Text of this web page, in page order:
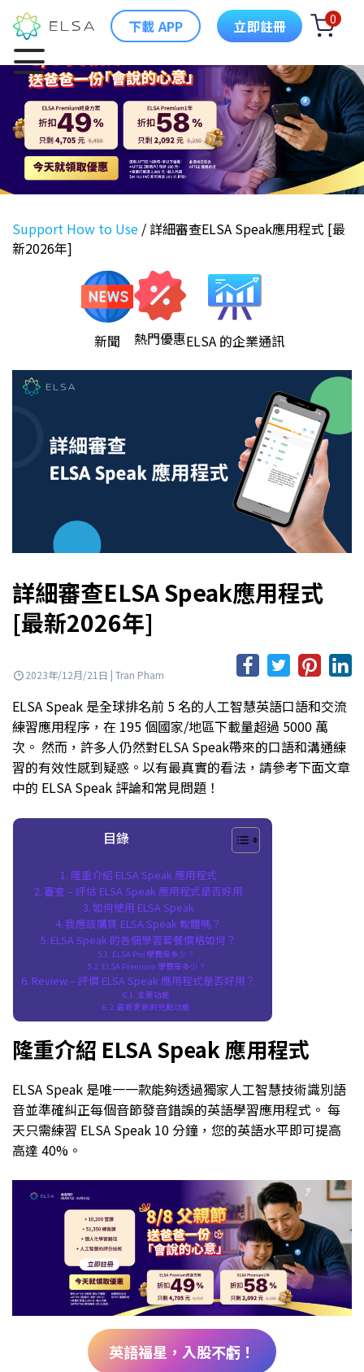
下載 APP 立即註冊 0
Support How to Use / 詳細審查ELSA Speak應用程式 [最
新2026年]
新聞 熱門優惠ELSA 的企業通訊
詳細審查ELSA Speak應用程式
[最新2026年]
2023年/12月/21日 | Tran Pham
ELSA Speak 是全球排名前 5 名的人工智慧英語口語和交流
練習應用程序，在 195 個國家/地區下載量超過 5000 萬
次。 然而，許多人仍然對ELSA Speak帶來的口語和溝通練
習的有效性感到疑惑。以有最真實的看法，請參考下面文章
中的 ELSA Speak 評論和常見問題！
目錄
隆重介紹 ELSA Speak 應用程式
審查 – 評估 ELSA Speak 應用程式是否好用
如何使用 ELSA Speak
我應該購買 ELSA Speak 軟體嗎？
ELSA Speak 的各個學習套餐價格如何？
ELSA Pro 學費是多少？
ELSA Premium 學費是多少？
Review – 評價 ELSA Speak 應用程式是否好用？
主要功能
最新更新的亮點功能
隆重介紹 ELSA Speak 應用程式
ELSA Speak 是唯一一款能夠透過獨家人工智慧技術識別語
音並準確糾正每個音節發音錯誤的英語學習應用程式。 每
天只需練習 ELSA Speak 10 分鐘，您的英語水平即可提高
高達 40%。
英語福星，入股不虧！